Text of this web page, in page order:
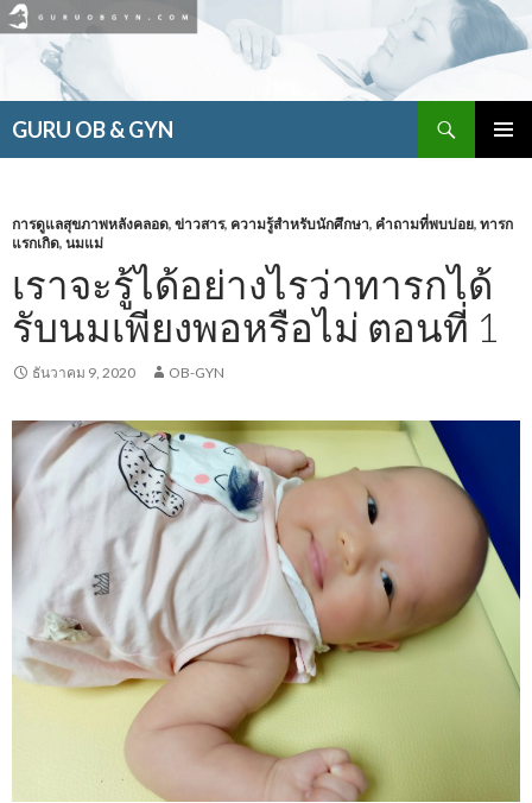
GURU OB & GYN
เนื้อหา
การดูแลสุขภาพหลังคลอด, ข่าวสาร, ความรู้สำหรับนักศึกษา, คำถามที่พบบ่อย, ทารก
แรกเกิด, นมแม่
เราจะรู้ได้อย่างไรว่าทารกได้
รับนมเพียงพอหรือไม่ ตอนที่ 1
ธันวาคม 9, 2020 OB-GYN